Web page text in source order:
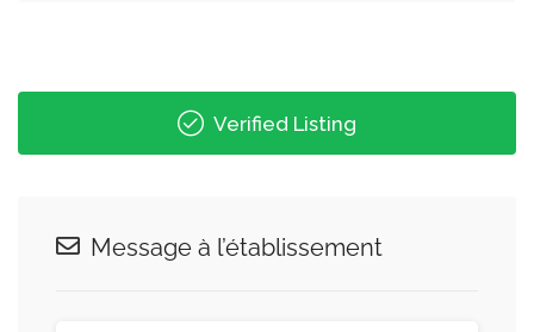
Verified Listing
Message à l’établissement